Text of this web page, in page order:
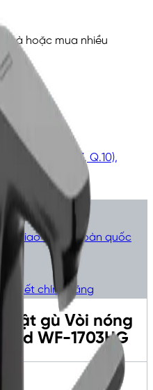
hoặc mua nhiều
Hưng (P.13, Q.10),
Giao nhanh toàn quốc
kết chính hãng
gật gù Vòi nóng
WF-1703HG